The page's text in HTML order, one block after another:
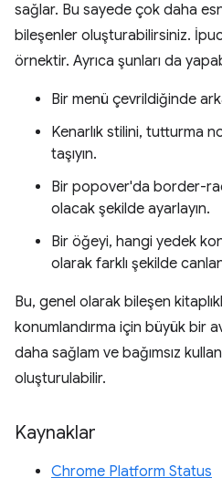
sağlar. Bu sayede çok daha
bileşenler oluşturabilirsiniz.
örnektir. Ayrıca şunları da
Bir menü çevrildiğinde
Kenarlık stilini, tutturma
taşıyın.
Bir popover'da border-
olacak şekilde ayarlayın.
Bir öğeyi, hangi yedek
olarak farklı şekilde
Bu, genel olarak bileşen
konumlandırma için büyük bir
daha sağlam ve bağımsız
oluşturulabilir.
Kaynaklar
Chrome Platform Status